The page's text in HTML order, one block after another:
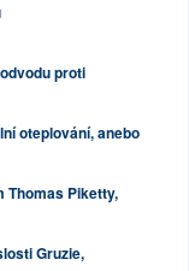
proti
oteplování, anebo
Thomas Piketty,
Gruzie,